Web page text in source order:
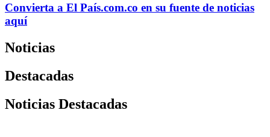
Convierta a El País.com.co en su fuente de noticias
aquí
Noticias
Destacadas
Noticias Destacadas